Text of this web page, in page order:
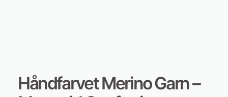
Håndfarvet Merino Garn –